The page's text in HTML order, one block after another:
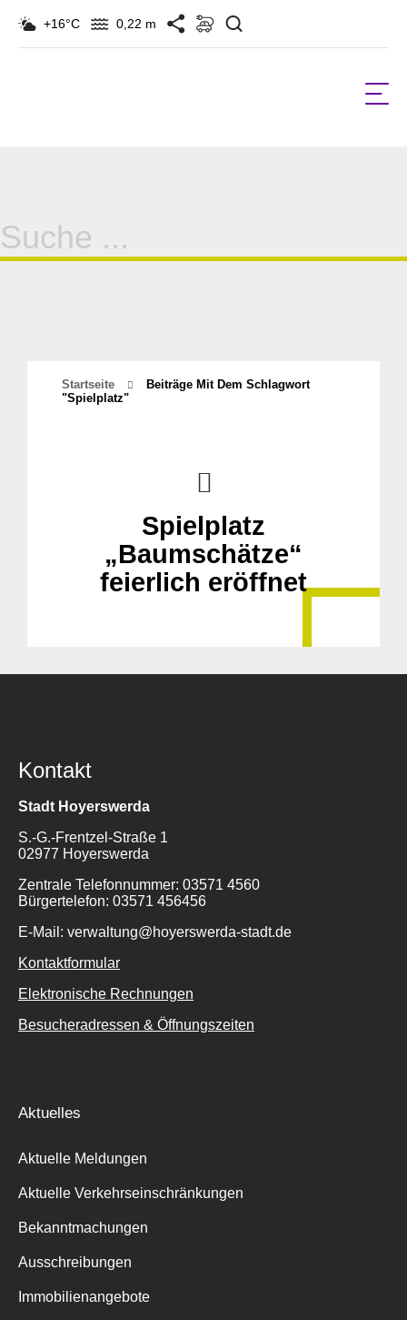
+16°C 0,22 m
Suche
für:
Startseite
Beiträge Mit Dem Schlagwort
"Spielplatz"
Spielplatz
„Baumschätze“
feierlich eröffnet
Kontakt
Stadt Hoyerswerda
S.-G.-Frentzel-Straße 1
02977 Hoyerswerda
Zentrale Telefonnummer: 03571 4560
Bürgertelefon: 03571 456456
E-Mail: verwaltung@hoyerswerda-stadt.de
Kontaktformular
Elektronische Rechnungen
Besucheradressen & Öffnungszeiten
Aktuelles
Aktuelle Meldungen
Aktuelle Verkehrseinschränkungen
Bekanntmachungen
Ausschreibungen
Immobilienangebote